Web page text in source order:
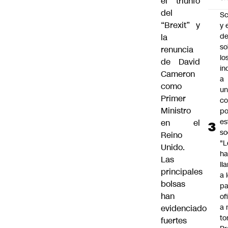
del
“Brexit” y
la
renuncia
de David
Cameron
como
Primer
Ministro
en el
Reino
Unido.
Las
principales
bolsas
han
evidenciado
fuertes
y
a
a
a